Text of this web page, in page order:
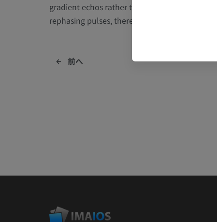
gradient echos rather than spin echos (as in
rephasing pulses, thereby reducing the
前へ